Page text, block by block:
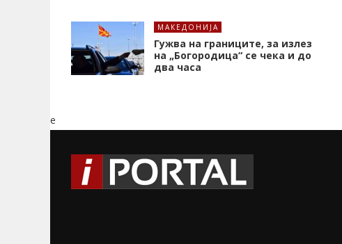
МАКЕДОНИЈА
Гужва на границите, за излез
на „Богородица“ се чека и до
два часа
e